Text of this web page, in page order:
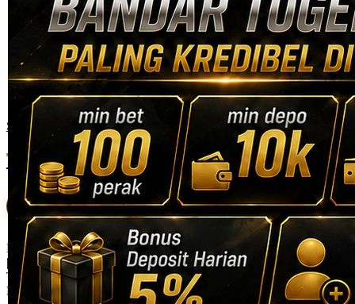
Skip to the beginning of the images gallery
Tribuntogel
TRIBUNTOGEL: SITUS RESMI BANDAR TOGEL
ONLINE PALING KREDIBEL DI INDONESIA
Bandar Togel Online
|
TRIBUNTOGEL-ONLINE
Rp. 10.000